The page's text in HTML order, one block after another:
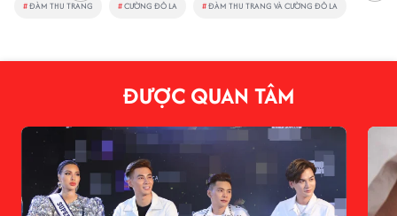
#ĐÀM THU TRANG #CƯỜNG ĐÔ LA #ĐÀM THU TRANG VÀ CƯỜNG ĐÔ LA
ĐƯỢC QUAN TÂM